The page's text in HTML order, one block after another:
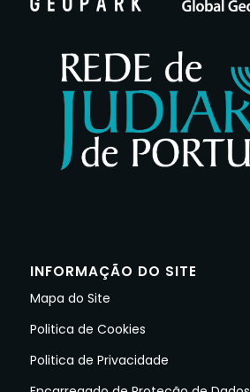
INFORMAÇÃO DO SITE
Mapa do Site
Politica de Cookies
Politica de Privacidade